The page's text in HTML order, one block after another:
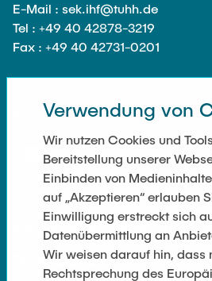
Stanislav Samis
Sebastian Schaffenroth
Jan Waldhelm
Marvin Wenzel
Julia Yip
Ehemalige Mitarbeiter
E-Mail : sek.ihf@tuhh.de
Tel : +49 40 42878-3219
Fax : +49 40 42731-0201
SOZIALE NETZWERKE
WEITERFÜHRENDE LINKS
Datenschutz
Verwendung von
Wir nutzen Cookies und
Bereitstellung unserer
Einbinden von
auf „Akzeptieren“ erlauben
Einwilligung erstreckt sich
Datenübermittlung an
Wir weisen darauf hin, dass
Rechtsprechung des